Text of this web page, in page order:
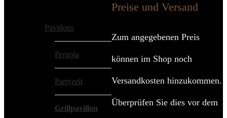
Pavillons
Pergola
Partyzelt
Grillpavillon
Preise und Versand
Zum angegebenen Preis
können im Shop noch
Versandkosten hinzukommen.
Überprüfen Sie dies vor dem